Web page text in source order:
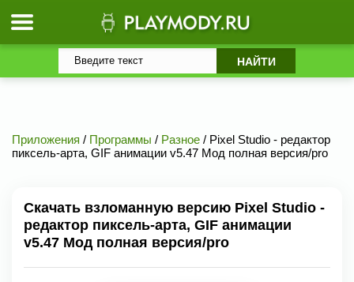
Приложения / Программы / Разное / Pixel Studio - редактор
пиксель-арта, GIF анимации v5.47 Мод полная версия/pro
Скачать взломанную версию Pixel Studio -
редактор пиксель-арта, GIF анимации
v5.47 Мод полная версия/pro